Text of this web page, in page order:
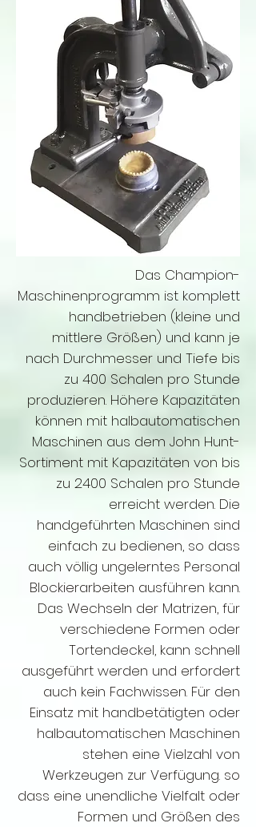
Das Champion-
Maschinenprogramm ist komplett
handbetrieben (kleine und
mittlere Größen) und kann je
nach Durchmesser und Tiefe bis
zu 400 Schalen pro Stunde
produzieren. Höhere Kapazitäten
können mit halbautomatischen
Maschinen aus dem John Hunt-
Sortiment mit Kapazitäten von bis
zu 2400 Schalen pro Stunde
erreicht werden. Die
handgeführten Maschinen sind
einfach zu bedienen, so dass
auch völlig ungelerntes Personal
Blockierarbeiten ausführen kann.
Das Wechseln der Matrizen, für
verschiedene Formen oder
Tortendeckel, kann schnell
ausgeführt werden und erfordert
auch kein Fachwissen. Für den
Einsatz mit handbetätigten oder
halbautomatischen Maschinen
stehen eine Vielzahl von
Werkzeugen zur Verfügung. so
dass eine unendliche Vielfalt oder
Formen und Größen des